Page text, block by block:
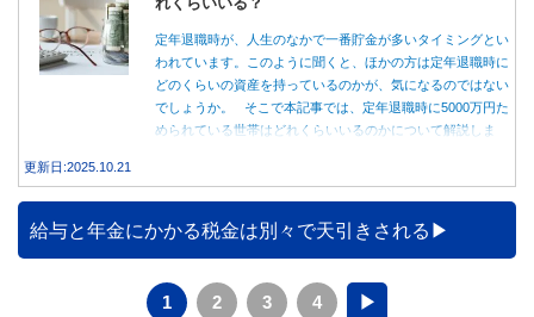
定年退職時が、人生のなかで一番貯金が多いタイミングとい
われています。このように聞くと、ほかの方は定年退職時に
どのくらいの資産を持っているのかが、気になるのではない
でしょうか。 そこで本記事では、定年退職時に5000万円た
められている世帯はどれくらいいるのかについて解説しま
更新日:2025.10.21
給与と年金にかかる税金は別々で天引きされる
1 2 3 4 ▶